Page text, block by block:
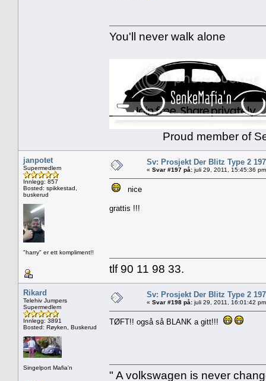
You'll never walk alone
Proud member of
janpotet
Supermedlem
Innlegg: 857
Bosted: spikkestad,
buskerud
"harry" er ett kompliment!!
Sv: Prosjekt Der Blitz Type 2
« Svar #197 på: juli 29, 2011, 15:45:36
nice
grattis !!!
tlf 90 11 98 33.
Rikard
Telehiv Jumpers
Supermedlem
Innlegg: 3891
Bosted: Røyken, Buskerud
Singelport Mafia'n
Sv: Prosjekt Der Blitz Type 2
« Svar #198 på: juli 29, 2011, 16:01:42
TØFT!! også så BLANK a gitt!!!
" A volkswagen is never